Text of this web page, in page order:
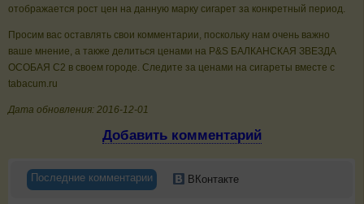
отображается рост цен на данную марку сигарет за конкретный период.
Просим вас оставлять свои комментарии, поскольку нам очень важно
ваше мнение, а также делиться ценами на P&S БАЛКАНСКАЯ ЗВЕЗДА
ОСОБАЯ С2 в своем городе. Следите за ценами на сигареты вместе с
tabacum.ru
Дата обновления: 2016-12-01
Добавить комментарий
Последние комментарии ВКонтакте